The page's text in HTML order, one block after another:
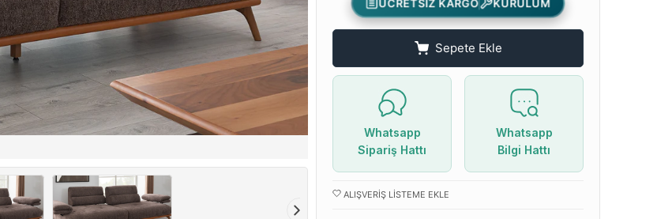
ÜCRETSİZ KARGO KURULUM
Sepete Ekle
Whatsapp
Sipariş Hattı
Whatsapp
Bilgi Hattı
ALIŞVERIŞ LISTEME EKLE